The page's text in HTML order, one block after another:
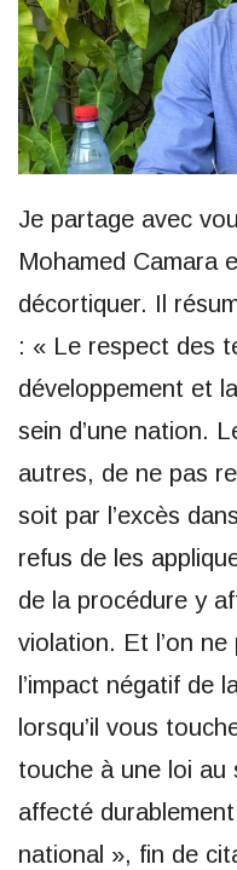
Je partage avec
Mohamed Camara
décortiquer. Il
: « Le respect des
développement et
sein d’une nation.
autres, de ne pas
soit par l’excès
refus de les
de la procédure y
violation. Et l’on
l’impact négatif de
lorsqu’il vous
touche à une loi au
affecté
national », fin de